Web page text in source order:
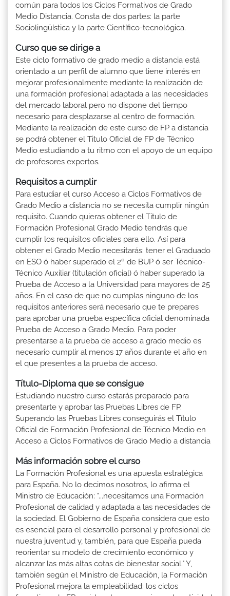
común para todos los Ciclos Formativos de Grado
Medio Distancia. Consta de dos partes: la parte
Sociolingüística y la parte Científico-tecnológica.
Curso que se dirige a
Este ciclo formativo de grado medio a distancia está
orientado a un perfil de alumno que tiene interés en
mejorar profesionalmente mediante la realización de
una formación profesional adaptada a las necesidades
del mercado laboral pero no dispone del tiempo
necesario para desplazarse al centro de formación.
Mediante la realización de este curso de FP a distancia
se podrá obtener el Titulo Oficial de FP de Técnico
Medio estudiando a tu ritmo con el apoyo de un equipo
de profesores expertos.
Requisitos a cumplir
Para estudiar el curso Acceso a Ciclos Formativos de
Grado Medio a distancia no se necesita cumplir ningún
requisito. Cuando quieras obtener el Titulo de
Formación Profesional Grado Medio tendrás que
cumplir los requisitos oficiales para ello. Así para
obtener el Grado Medio necesitarás: tener el Graduado
en ESO ó haber superado el 2º de BUP ó ser Técnico-
Técnico Auxiliar (titulación oficial) ó haber superado la
Prueba de Acceso a la Universidad para mayores de 25
años. En el caso de que no cumplas ninguno de los
requisitos anteriores será necesario que te prepares
para aprobar una prueba específica oficial denominada
Prueba de Acceso a Grado Medio. Para poder
presentarse a la prueba de acceso a grado medio es
necesario cumplir al menos 17 años durante el año en
el que presentes a la prueba de acceso.
Título-Diploma que se consigue
Estudiando nuestro curso estarás preparado para
presentarte y aprobar las Pruebas Libres de FP.
Superando las Pruebas Libres conseguirás el Título
Oficial de Formación Profesional de Técnico Medio en
Acceso a Ciclos Formativos de Grado Medio a distancia
Más información sobre el curso
La Formación Profesional es una apuesta estratégica
para España. No lo decimos nosotros, lo afirma el
Ministro de Educación: "...necesitamos una Formación
Profesional de calidad y adaptada a las necesidades de
la sociedad. El Gobierno de España considera que esto
es esencial para el desarrollo personal y profesional de
nuestra juventud y, también, para que España pueda
reorientar su modelo de crecimiento económico y
alcanzar las más altas cotas de bienestar social." Y,
también según el Ministro de Educación, la Formación
Profesional mejora la empleabilidad: los ciclos